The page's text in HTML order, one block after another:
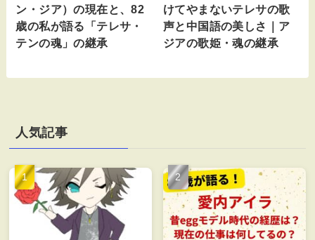
ン・ジア）の現在と、82
歳の私が語る「テレサ・
テンの魂」の継承
けてやまないテレサの歌
声と中国語の美しさ｜ア
ジアの歌姫・魂の継承
人気記事